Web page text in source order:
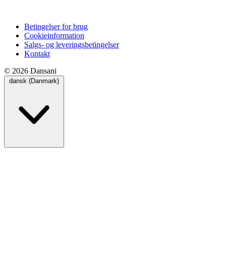
Betingelser for brug
Cookieinformation
Salgs- og leveringsbetingelser
Kontakt
© 2026 Dansani
dansk (Danmark)